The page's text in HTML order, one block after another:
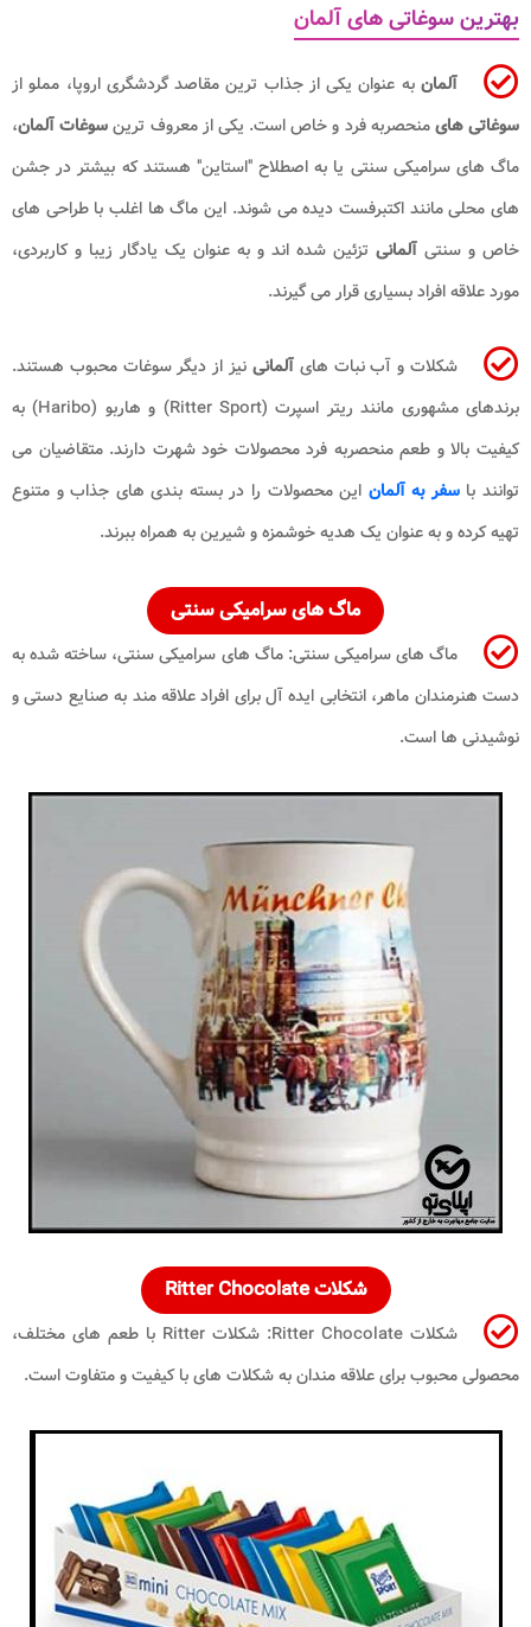
بهترین سوغاتی های آلمان
آلمان به عنوان یکی از جذاب ترین مقاصد گردشگری اروپا، مملو از
سوغاتی هایمنحصربه فرد و خاص است. یکی از معروف ترینسوغات آلمان،
ماگ های سرامیکی سنتی یا به اصطلاح "استاین" هستند که بیشتر در جشن
های محلی مانند اکتبرفست دیده می شوند. این ماگ ها اغلب با طراحی های
خاص و سنتی آلمانی تزئین شده اند و به عنوان یک یادگار زیبا و کاربردی،
مورد علاقه افراد بسیاری قرار می گیرند.
شکلات و آب نبات های آلمانی نیز از دیگر سوغات محبوب هستند.
برندهای مشهوری مانند ریتر اسپرت (Ritter Sport) و هاربو (Haribo) به
کیفیت بالا و طعم منحصربه فرد محصولات خود شهرت دارند. متقاضیان می
توانند باسفر به آلمان این محصولات را در بسته بندی های جذاب و متنوع
تهیه کرده و به عنوان یک هدیه خوشمزه و شیرین به همراه ببرند.
ماگ های سرامیکی سنتی
ماگ های سرامیکی سنتی: ماگ های سرامیکی سنتی، ساخته شده به
دست هنرمندان ماهر، انتخابی ایده آل برای افراد علاقه مند به صنایع دستی و
نوشیدنی ها است.
شکلات Ritter Chocolate
شکلات Ritter Chocolate: شکلات Ritter با طعم های مختلف،
محصولی محبوب برای علاقه مندان به شکلات های با کیفیت و متفاوت است.